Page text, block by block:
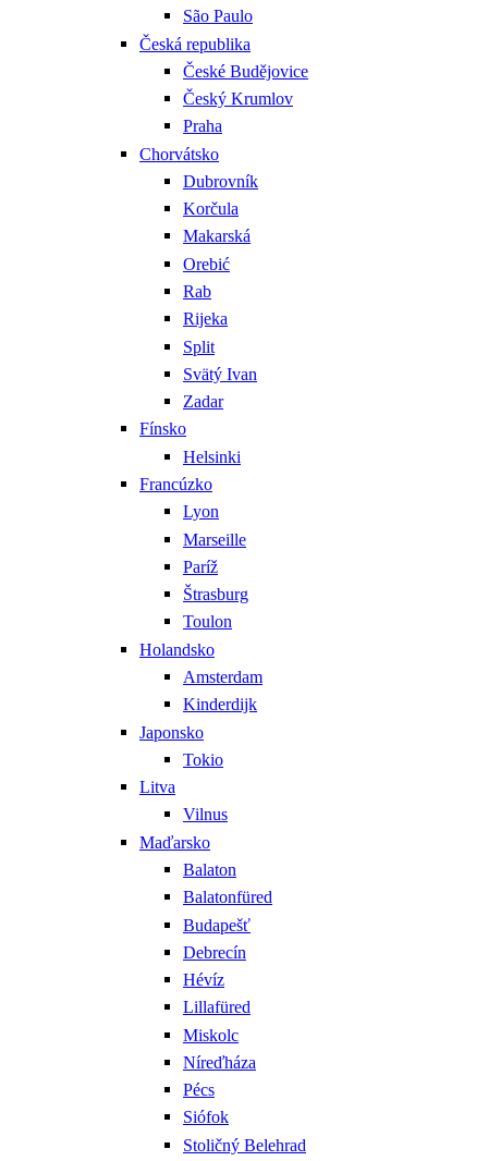
São Paulo
Česká republika
České Budějovice
Český Krumlov
Praha
Chorvátsko
Dubrovník
Korčula
Makarská
Orebić
Rab
Rijeka
Split
Svätý Ivan
Zadar
Fínsko
Helsinki
Francúzko
Lyon
Marseille
Paríž
Štrasburg
Toulon
Holandsko
Amsterdam
Kinderdijk
Japonsko
Tokio
Litva
Vilnus
Maďarsko
Balaton
Balatonfüred
Budapešť
Debrecín
Hévíz
Lillafüred
Miskolc
Níreďháza
Pécs
Siófok
Stoličný Belehrad